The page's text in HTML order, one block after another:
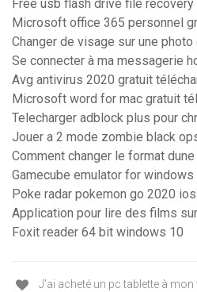
Free usb flash drive file
Microsoft office 365 personnel
Changer de visage sur une
Se connecter à ma messagerie
Avg antivirus 2020 gratuit
Microsoft word for mac gratuit
Telecharger adblock plus pour
Jouer a 2 mode zombie black
Comment changer le format
Gamecube emulator for windows
Poke radar pokemon go 2020 ios
Application pour lire des films
Foxit reader 64 bit windows 10
J'ai acheté un pc tablette à